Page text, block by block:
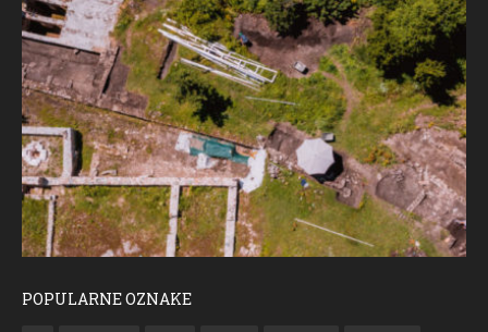
POPULARNE OZNAKE